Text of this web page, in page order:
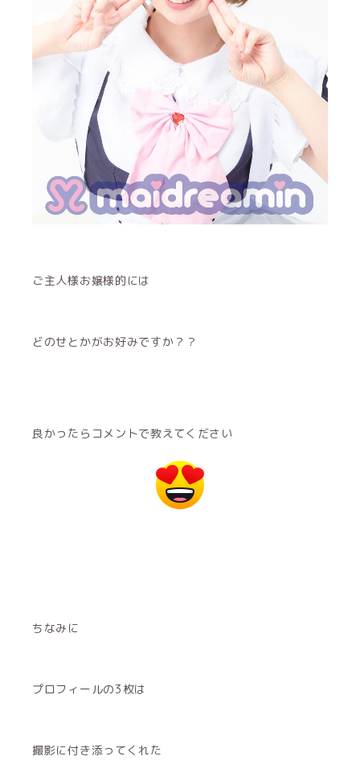
ご主人様お嬢様的には
どのせとかがお好みですか？？
良かったらコメントで教えてください
ちなみに
プロフィールの3枚は
撮影に付き添ってくれた